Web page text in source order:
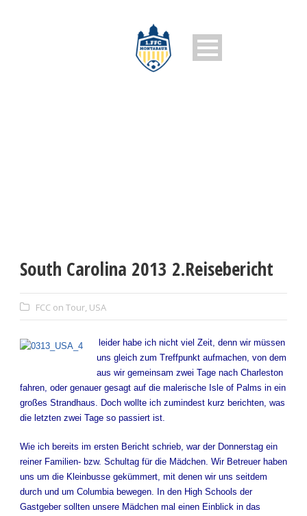
South Carolina 2013 2.Reisebericht
FCC on Tour, USA
leider habe ich nicht viel Zeit, denn wir müssen
uns gleich zum Treffpunkt aufmachen, von dem
aus wir gemeinsam zwei Tage nach Charleston
fahren, oder genauer gesagt auf die malerische Isle of Palms in ein
großes Strandhaus. Doch wollte ich zumindest kurz berichten, was
die letzten zwei Tage so passiert ist.
Wie ich bereits im ersten Bericht schrieb, war der Donnerstag ein
reiner Familien- bzw. Schultag für die Mädchen. Wir Betreuer haben
uns um die Kleinbusse gekümmert, mit denen wir uns seitdem
durch und um Columbia bewegen. In den High Schools der
Gastgeber sollten unsere Mädchen mal einen Einblick in das